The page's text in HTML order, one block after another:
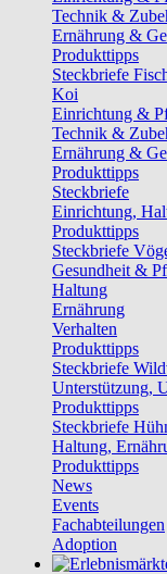
Technik &
Ernährung &
Produkttipps
Steckbriefe
Koi
Einrichtung &
Technik &
Ernährung &
Produkttipps
Steckbriefe
Einrichtung,
Produkttipps
Steckbriefe
Gesundheit &
Haltung
Ernährung
Verhalten
Produkttipps
Steckbriefe
Unterstützung,
Produkttipps
Steckbriefe
Haltung,
Produkttipps
News
Events
Fachabteilungen
Adoption